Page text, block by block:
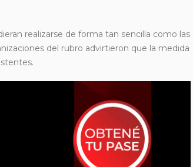
realizarse de forma tan sencilla como las
del rubro advirtieron que la medida